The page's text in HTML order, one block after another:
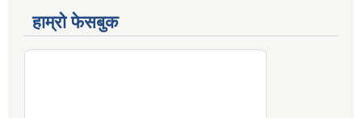
हाम्रो फेसबुक